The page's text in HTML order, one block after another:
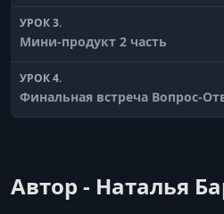
УРОК 3.
Мини-продукт 2 часть
УРОК 4.
Финальная встреча Вопрос-
Автор - Наталья